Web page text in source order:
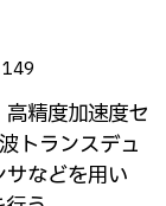
149
精度加速度セ
トランスデュ
などを用い